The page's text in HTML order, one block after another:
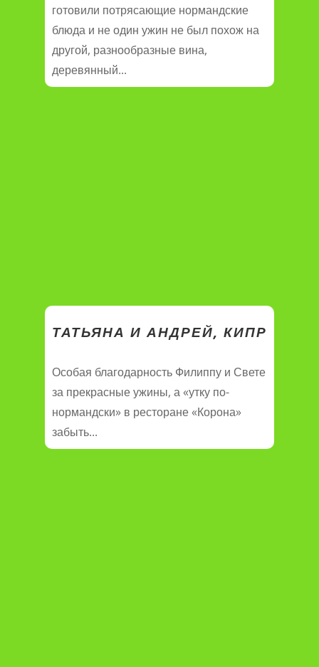
готовили потрясающие нормандские
блюда и не один ужин не был похож на
другой, разнообразные вина,
деревянный...
ТАТЬЯНА И АНДРЕЙ, КИПР
Особая благодарность Филиппу и Свете
за прекрасные ужины, а «утку по-
нормандски» в ресторане «Корона»
забыть...